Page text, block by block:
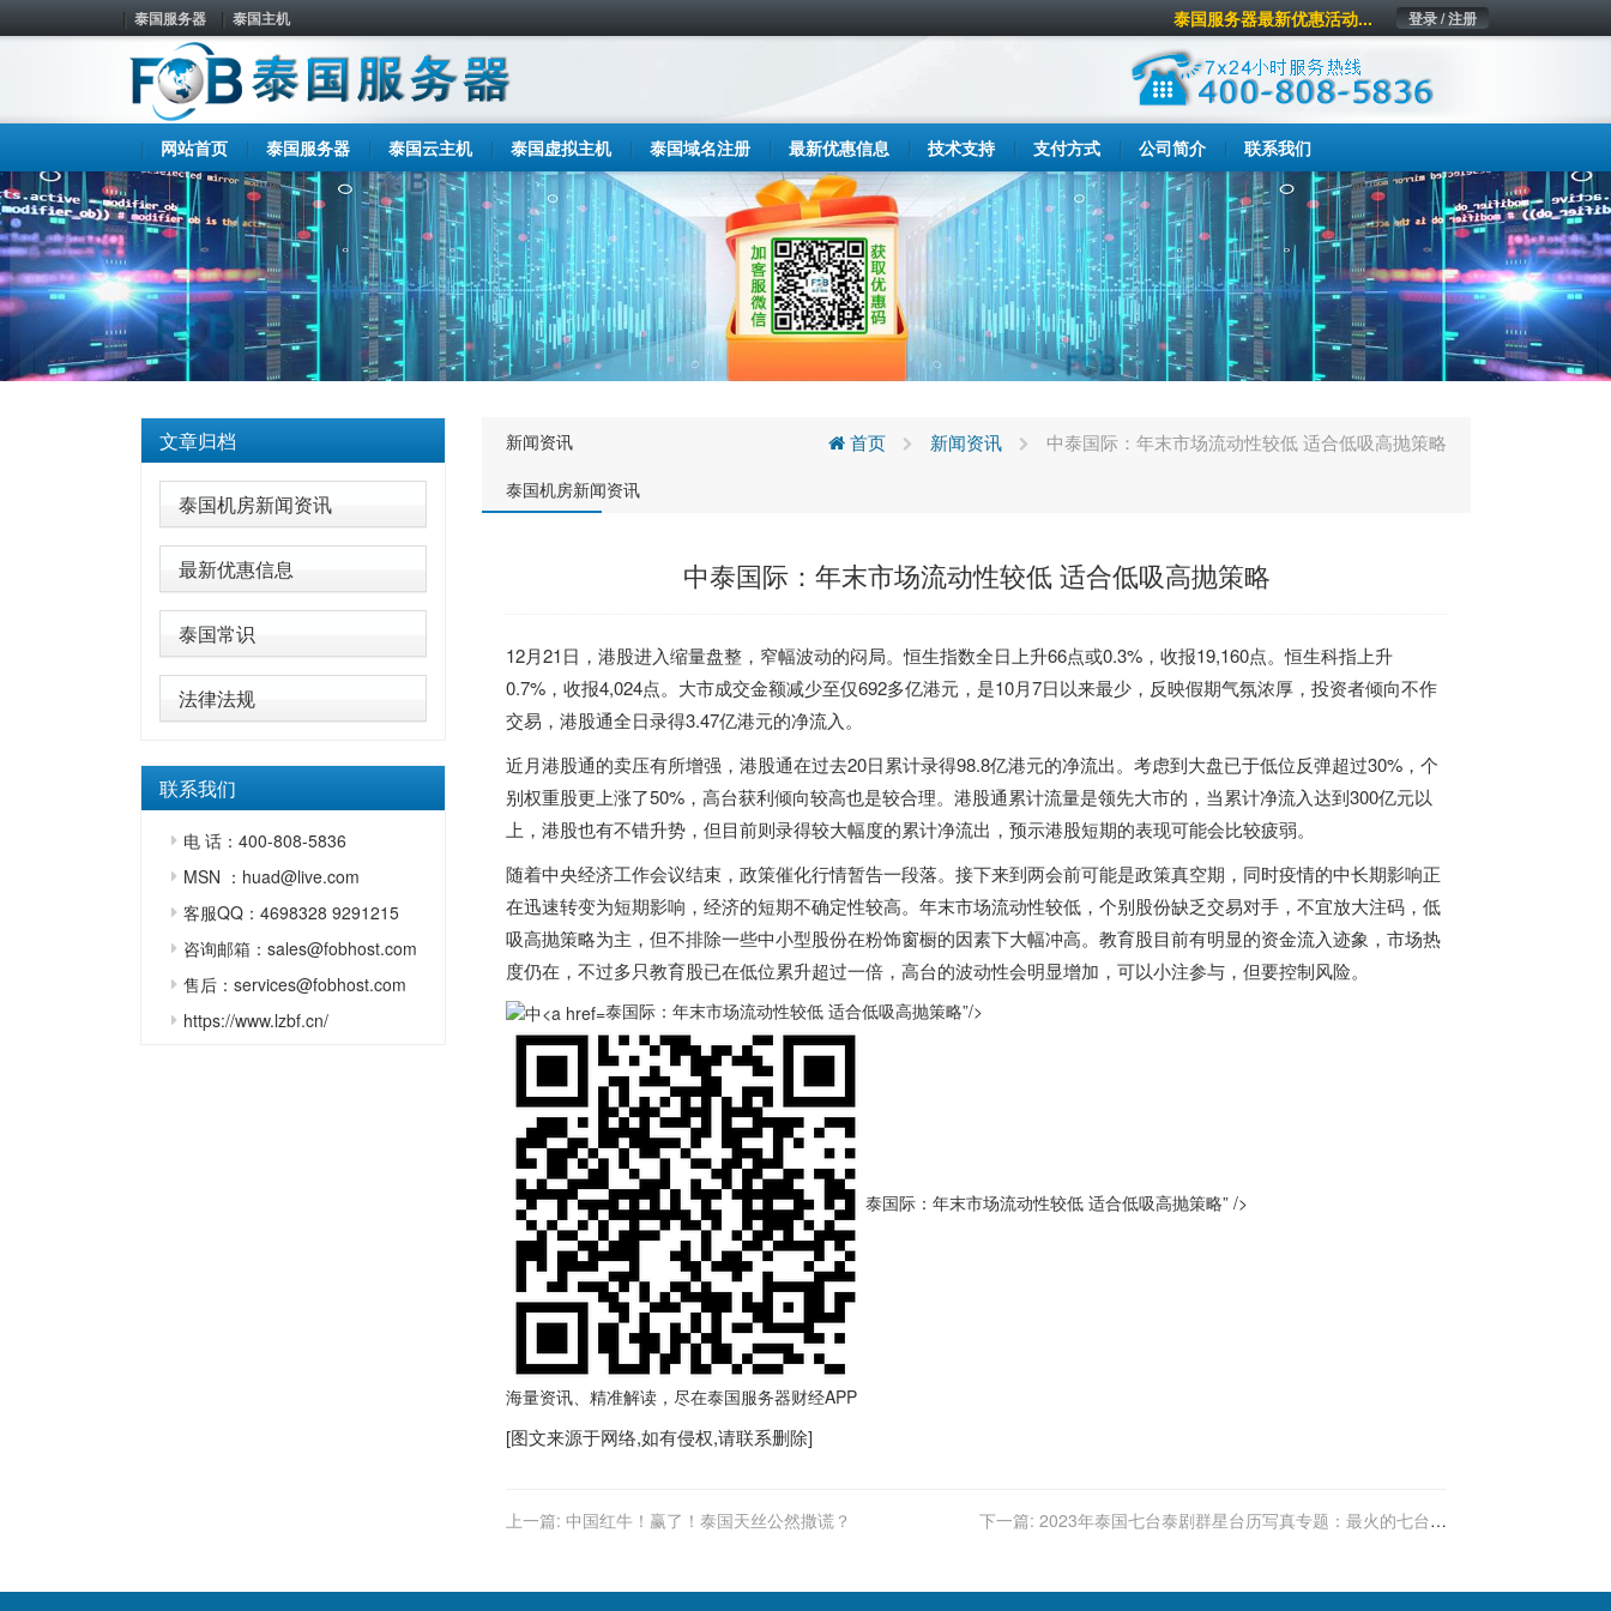
泰国服务器 泰国主机 登录 / 注册
泰国服务器最新优惠活动...
网站首页 泰国服务器 泰国云主机 泰国虚拟主机 泰国域名注册 最新优惠信息 技术支持 支付方式 公司简介 联系我们
文章归档
泰国机房新闻资讯
最新优惠信息
泰国常识
法律法规
联系我们
电 话：400-808-5836
MSN ：huad@live.com
客服QQ：4698328 9291215
咨询邮箱：sales@fobhost.com
售后：services@fobhost.com
https://www.lzbf.cn/
新闻资讯
泰国机房新闻资讯
首页 新闻资讯 中泰国际：年末市场流动性较低 适合低吸高抛策略
中泰国际：年末市场流动性较低 适合低吸高抛策略
12月21日，港股进入缩量盘整，窄幅波动的闷局。恒生指数全日上升66点或0.3%，收报19,160点。恒生科指上升
0.7%，收报4,024点。大市成交金额减少至仅692多亿港元，是10月7日以来最少，反映假期气氛浓厚，投资者倾向不作
交易，港股通全日录得3.47亿港元的净流入。
近月港股通的卖压有所增强，港股通在过去20日累计录得98.8亿港元的净流出。考虑到大盘已于低位反弹超过30%，个
别权重股更上涨了50%，高台获利倾向较高也是较合理。港股通累计流量是领先大市的，当累计净流入达到300亿元以
上，港股也有不错升势，但目前则录得较大幅度的累计净流出，预示港股短期的表现可能会比较疲弱。
随着中央经济工作会议结束，政策催化行情暂告一段落。接下来到两会前可能是政策真空期，同时疫情的中长期影响正
在迅速转变为短期影响，经济的短期不确定性较高。年末市场流动性较低，个别股份缺乏交易对手，不宜放大注码，低
吸高抛策略为主，但不排除一些中小型股份在粉饰窗橱的因素下大幅冲高。教育股目前有明显的资金流入迹象，市场热
度仍在，不过多只教育股已在低位累升超过一倍，高台的波动性会明显增加，可以小注参与，但要控制风险。
泰国际：年末市场流动性较低 适合低吸高抛策略”/>
泰国际：年末市场流动性较低 适合低吸高抛策略” />
海量资讯、精准解读，尽在泰国服务器财经APP
[图文来源于网络,如有侵权,请联系删除]
上一篇: 中国红牛！赢了！泰国天丝公然撒谎？ 下一篇: 2023年泰国七台泰剧群星台历写真专题：最火的七台演